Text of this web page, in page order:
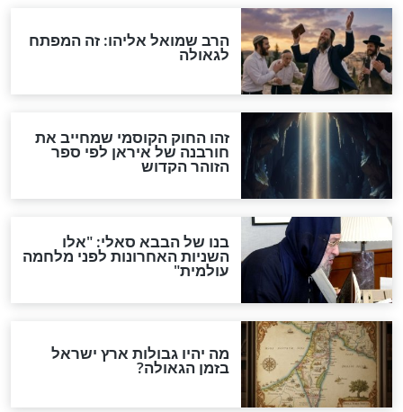
מה יהיה בימות המשיח?
"לפני הגאולה תהיה אפיקורסות
והכחשה גדולה מאוד של
האמונה"
האם לאחר בוא המשיח יהיה
אפשר לחזור בתשובה?
לכל המאמרים